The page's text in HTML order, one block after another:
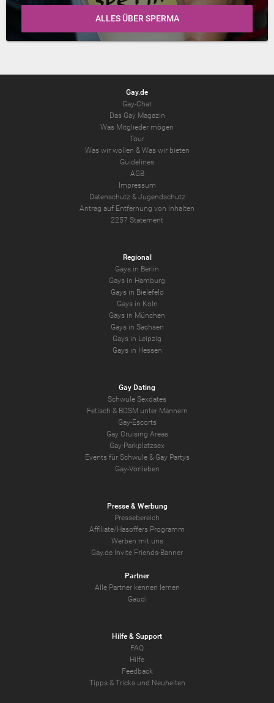
ALLES ÜBER SPERMA
Gay.de
Gay-Chat
Das Gay Magazin
Was Mitglieder mögen
Tour
Was wir wollen & Was wir bieten
Guidelines
AGB
Impressum
Datenschutz & Jugendschutz
Antrag auf Entfernung von Inhalten
2257 Statement
Regional
Gays in Berlin
Gays in Hamburg
Gays in Bielefeld
Gays in Köln
Gays in München
Gays in Sachsen
Gays in Leipzig
Gays in Hessen
Gay Dating
Schwule Sexdates
Fetisch & BDSM unter Männern
Gay-Escorts
Gay Cruising Areas
Gay-Parkplatzsex
Events für Schwule & Gay Partys
Gay-Vorlieben
Presse & Werbung
Pressebereich
Affiliate/Hasoffers Programm
Werben mit uns
Gay.de Invite Friends-Banner
Partner
Alle Partner kennen lernen
Gaudi
Hilfe & Support
FAQ
Hilfe
Feedback
Tipps & Tricks und Neuheiten